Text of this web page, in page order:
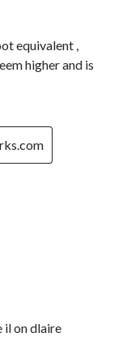
equivalent ,
higher and is
il on dlaire